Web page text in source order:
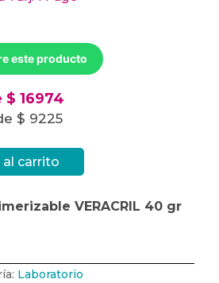
este producto
16974
$ 9225
al carrito
VERACRIL 40 gr
Laboratorio